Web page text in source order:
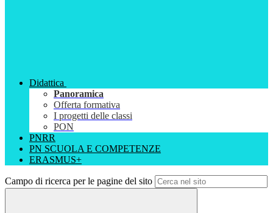
Didattica
Panoramica
Offerta formativa
I progetti delle classi
PON
PNRR
PN SCUOLA E COMPETENZE
ERASMUS+
Campo di ricerca per le pagine del sito